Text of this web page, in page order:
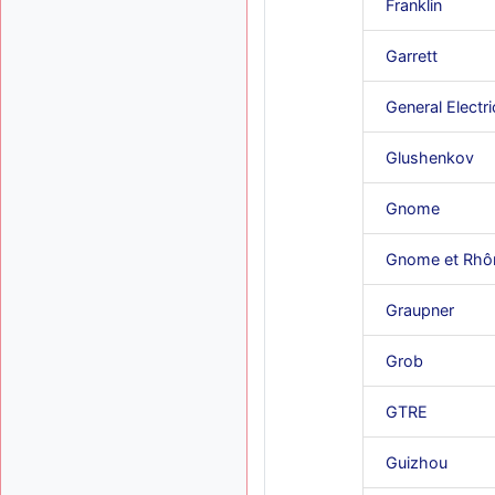
Franklin
Garrett
General
Glushenkov
Gnome
Gnome et
Graupner
Grob
GTRE
Guizhou